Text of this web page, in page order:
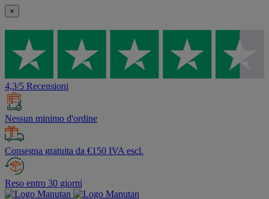
×
4,3/5 Recensioni
Nessun minimo d'ordine
Consegna gratuita da €150 IVA escl.
Reso entro 30 giorni